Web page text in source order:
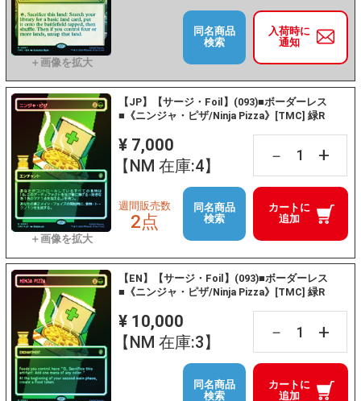
入荷時に
通知
同名商品
検索
【JP】【サージ・Foil】(093)■ボーダーレス
■《ニンジャ・ピザ/Ninja Pizza》[TMC] 緑R
¥ 7,000
【NM 在庫:4】
－ +
カートに
追加
週間販売数
2点
同名商品
検索
【EN】【サージ・Foil】(093)■ボーダーレス
■《ニンジャ・ピザ/Ninja Pizza》[TMC] 緑R
¥ 10,000
【NM 在庫:3】
－ +
カートに
追加
同名商品
検索